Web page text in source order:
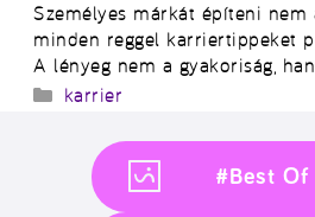
Személyes márkát építeni nem
minden reggel karriertippeket
A lényeg nem a gyakoriság,
Kategória
karrier
#Best Of